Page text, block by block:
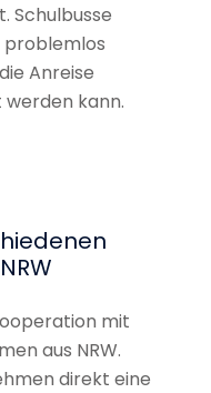
Schulbusse
problemlos
Anreise
kann.
mit
aus NRW.
direkt eine